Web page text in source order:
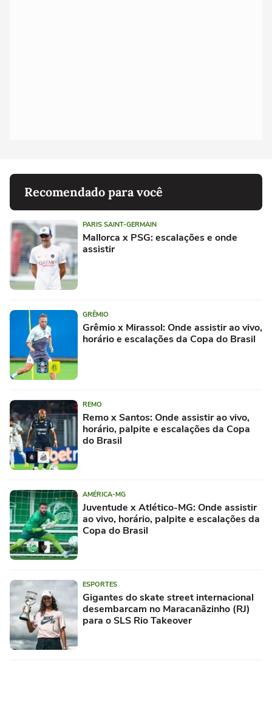
Recomendado para você
PARIS SAINT-GERMAIN
Mallorca x PSG: escalações e onde
assistir
GRÊMIO
Grêmio x Mirassol: Onde assistir ao vivo,
horário e escalações da Copa do Brasil
REMO
Remo x Santos: Onde assistir ao vivo,
horário, palpite e escalações da Copa
do Brasil
AMÉRICA-MG
Juventude x Atlético-MG: Onde assistir
ao vivo, horário, palpite e escalações da
Copa do Brasil
ESPORTES
Gigantes do skate street internacional
desembarcam no Maracanãzinho (RJ)
para o SLS Rio Takeover